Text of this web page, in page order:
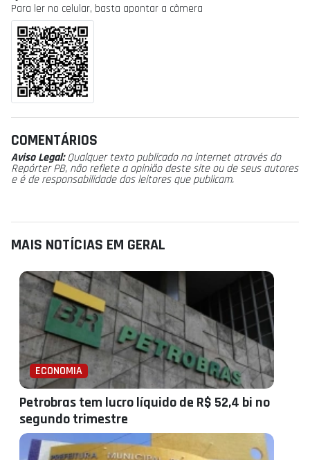
Para ler no celular, basta apontar a câmera
COMENTÁRIOS
Aviso Legal:Qualquer texto publicado na internet através do
Repórter PB, não reflete a opinião deste site ou de seus autores
e é de responsabilidade dos leitores que publicam.
MAIS NOTÍCIAS EM GERAL
ECONOMIA
Petrobras tem lucro líquido de R$ 52,4 bi no
segundo trimestre